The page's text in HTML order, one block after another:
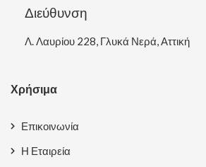
Διεύθυνση
Λ. Λαυρίου 228, Γλυκά Νερά, Αττική
Χρήσιμα
Επικοινωνία
Η Εταιρεία